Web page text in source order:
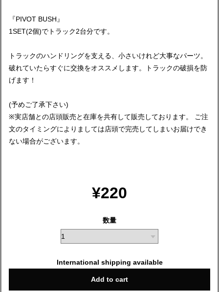
『PIVOT BUSH』
1SET(2個)でトラック2台分です。
トラックのハンドリングを支える、小さいけれど大事なパーツ。
破れていたらすぐに交換をオススメします。トラックの破損を防
げます！
(予めご了承下さい)
※実店舗との店頭販売と在庫を共有して販売しております。 ご注
文のタイミングによりましては店頭で完売してしまいお届けでき
ない場合がございます。
¥220
数量
International shipping available
Add to cart